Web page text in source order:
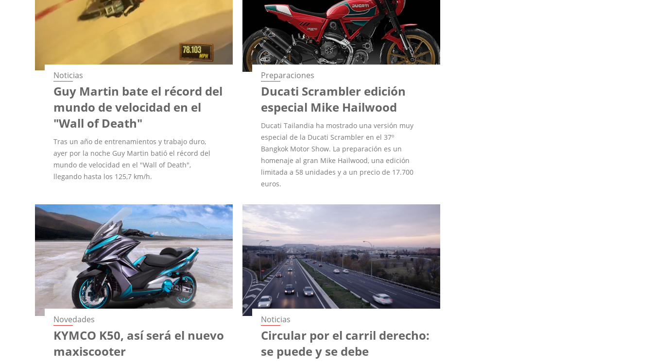
Noticias
Guy Martin bate el récord del
mundo de velocidad en el
"Wall of Death"
Tras un año de entrenamientos y trabajo duro,
ayer por la noche Guy Martin batió el récord del
mundo de velocidad en el "Wall of Death",
llegando hasta los 125,7 km/h.
Preparaciones
Ducati Scrambler edición
especial Mike Hailwood
Ducati Tailandia ha mostrado una versión muy
especial de la Ducati Scrambler en el 37º
Bangkok Motor Show. La preparación es un
homenaje al gran Mike Hailwood, una edición
limitada a 58 unidades y a un precio de 17.700
euros.
Novedades
KYMCO K50, así será el nuevo
maxiscooter
Noticias
Circular por el carril derecho:
se puede y se debe